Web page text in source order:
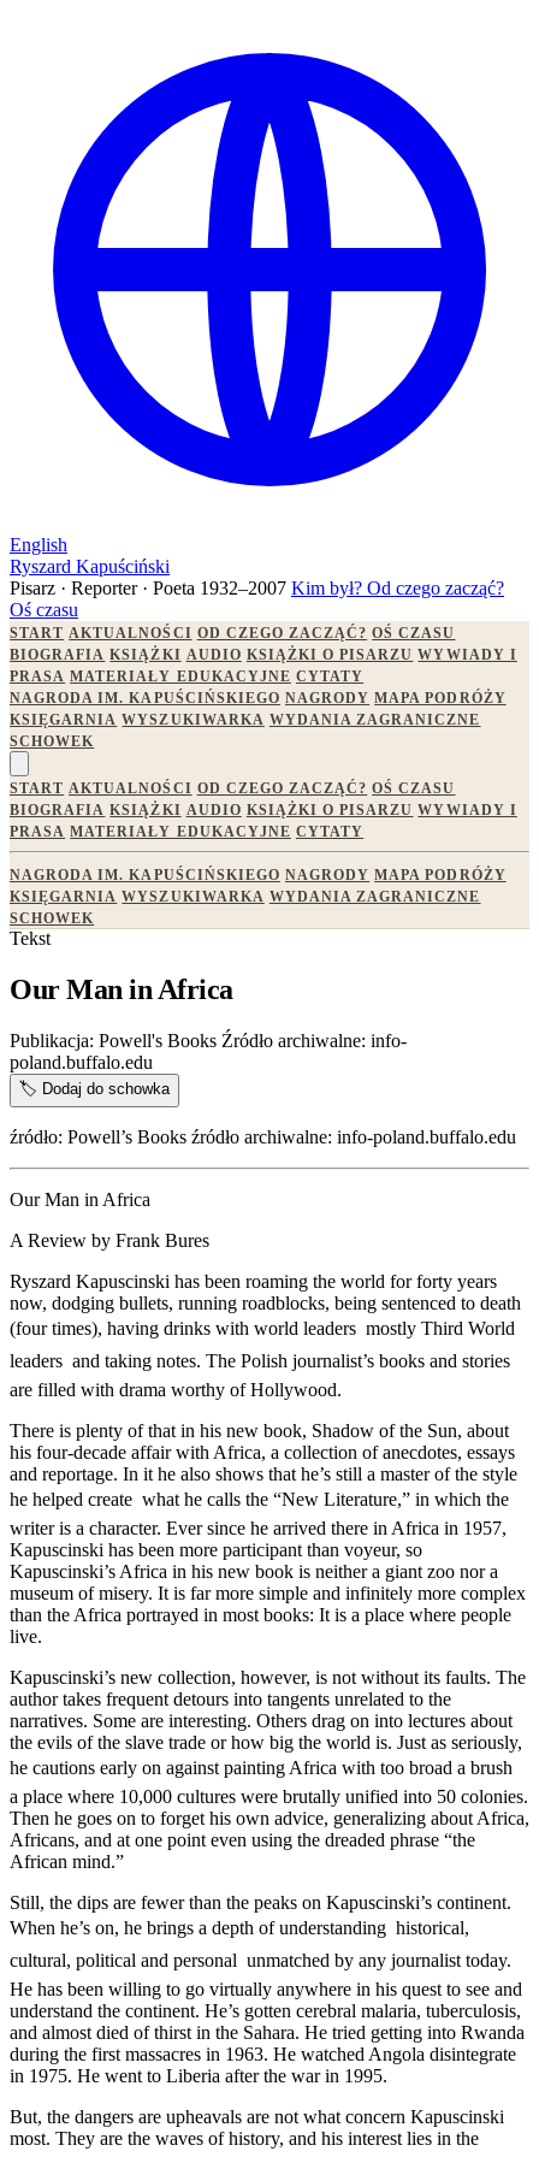
English
Ryszard Kapuściński
Pisarz · Reporter · Poeta 1932–2007 Kim był? Od czego zacząć?
Oś czasu
START AKTUALNOŚCI OD CZEGO ZACZĄĆ? OŚ CZASU
BIOGRAFIA KSIĄŻKI AUDIO KSIĄŻKI O PISARZU WYWIADY I
PRASA MATERIAŁY EDUKACYJNE CYTATY
NAGRODA IM. KAPUŚCIŃSKIEGO NAGRODY MAPA PODRÓŻY
KSIĘGARNIA WYSZUKIWARKA WYDANIA ZAGRANICZNE
SCHOWEK
START AKTUALNOŚCI OD CZEGO ZACZĄĆ? OŚ CZASU
BIOGRAFIA KSIĄŻKI AUDIO KSIĄŻKI O PISARZU WYWIADY I
PRASA MATERIAŁY EDUKACYJNE CYTATY
NAGRODA IM. KAPUŚCIŃSKIEGO NAGRODY MAPA PODRÓŻY
KSIĘGARNIA WYSZUKIWARKA WYDANIA ZAGRANICZNE
SCHOWEK
Tekst
Our Man in Africa
Publikacja: Powell's Books Źródło archiwalne: info-
poland.buffalo.edu
🏷️ Dodaj do schowka
źródło: Powell’s Books źródło archiwalne: info-poland.buffalo.edu
Our Man in Africa
A Review by Frank Bures
Ryszard Kapuscinski has been roaming the world for forty years
now, dodging bullets, running roadblocks, being sentenced to death
(four times), having drinks with world leaders  mostly Third World
leaders  and taking notes. The Polish journalist’s books and stories
are filled with drama worthy of Hollywood.
There is plenty of that in his new book, Shadow of the Sun, about
his four-decade affair with Africa, a collection of anecdotes, essays
and reportage. In it he also shows that he’s still a master of the style
he helped create  what he calls the “New Literature,” in which the
writer is a character. Ever since he arrived there in Africa in 1957,
Kapuscinski has been more participant than voyeur, so
Kapuscinski’s Africa in his new book is neither a giant zoo nor a
museum of misery. It is far more simple and infinitely more complex
than the Africa portrayed in most books: It is a place where people
live.
Kapuscinski’s new collection, however, is not without its faults. The
author takes frequent detours into tangents unrelated to the
narratives. Some are interesting. Others drag on into lectures about
the evils of the slave trade or how big the world is. Just as seriously,
he cautions early on against painting Africa with too broad a brush 
a place where 10,000 cultures were brutally unified into 50 colonies.
Then he goes on to forget his own advice, generalizing about Africa,
Africans, and at one point even using the dreaded phrase “the
African mind.”
Still, the dips are fewer than the peaks on Kapuscinski’s continent.
When he’s on, he brings a depth of understanding  historical,
cultural, political and personal  unmatched by any journalist today.
He has been willing to go virtually anywhere in his quest to see and
understand the continent. He’s gotten cerebral malaria, tuberculosis,
and almost died of thirst in the Sahara. He tried getting into Rwanda
during the first massacres in 1963. He watched Angola disintegrate
in 1975. He went to Liberia after the war in 1995.
But, the dangers are upheavals are not what concern Kapuscinski
most. They are the waves of history, and his interest lies in the